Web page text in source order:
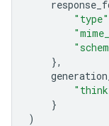
"type"
},
}
)